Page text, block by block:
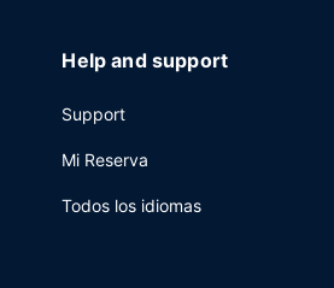
Help and support
Support
Mi Reserva
Todos los idiomas